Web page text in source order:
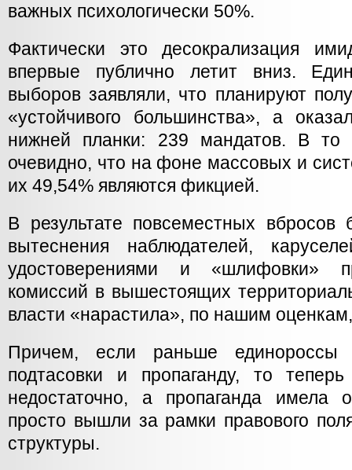
важных психологически 50%.
Фактически это десокрализация
впервые публично летит вниз.
выборов заявляли, что планируют
«устойчивого большинства», а
нижней планки: 239 мандатов. В
очевидно, что на фоне массовых и
их 49,54% являются фикцией.
В результате повсеместных вбросов
вытеснения наблюдателей,
удостоверениями и «шлифовки»
комиссий в вышестоящих
власти «нарастила», по нашим
Причем, если раньше единороссы
подтасовки и пропаганду, то теперь
недостаточно, а пропаганда имела
просто вышли за рамки правового
структуры.